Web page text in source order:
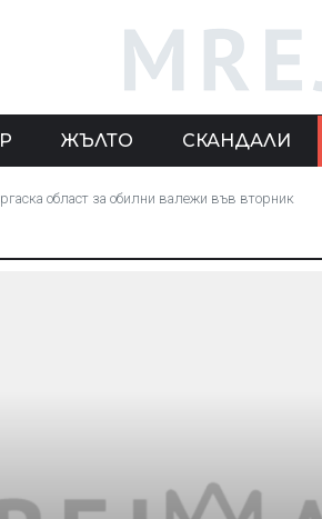
ЖЪЛТО СКАНДАЛИ
област за обилни валежи във вторник